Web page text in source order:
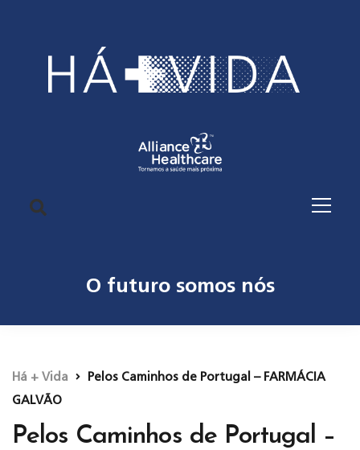
O futuro somos nós
Há + Vida
Pelos Caminhos de Portugal – FARMÁCIA
GALVÃO
Pelos Caminhos de Portugal –